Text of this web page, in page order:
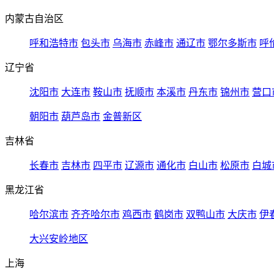
内蒙古自治区
呼和浩特市 包头市 乌海市 赤峰市 通辽市 鄂尔多斯市 呼
辽宁省
沈阳市 大连市 鞍山市 抚顺市 本溪市 丹东市 锦州市 营口
朝阳市 葫芦岛市 金普新区
吉林省
长春市 吉林市 四平市 辽源市 通化市 白山市 松原市 白城
黑龙江省
哈尔滨市 齐齐哈尔市 鸡西市 鹤岗市 双鸭山市 大庆市 伊
大兴安岭地区
上海